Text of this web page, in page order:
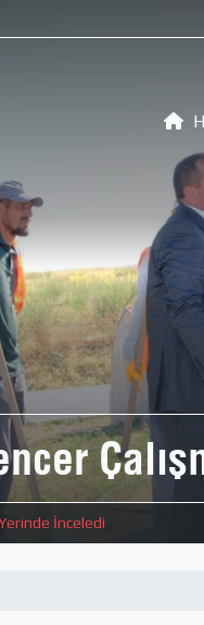
İnceledi